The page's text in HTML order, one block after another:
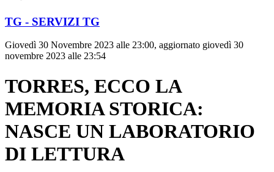
TG - SERVIZI TG
Giovedì 30 Novembre 2023 alle 23:00, aggiornato giovedì 30
novembre 2023 alle 23:54
TORRES, ECCO LA
MEMORIA STORICA:
NASCE UN LABORATORIO
DI LETTURA